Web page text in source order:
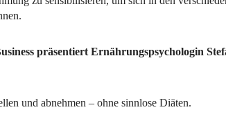
präsentiert Ernährungspsychologin
und abnehmen – ohne sinnlose Diäten.